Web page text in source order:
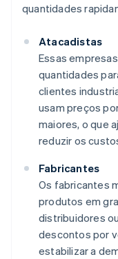
quantidades
Atacadistas
Essas
quantidades
clientes
usam preços
maiores, o que
reduzir os
Fabricantes
Os fabricantes
produtos em
distribuidores
descontos por
estabilizar a